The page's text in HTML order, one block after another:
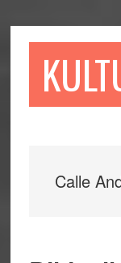
till
till
sidofältet
till
Calle